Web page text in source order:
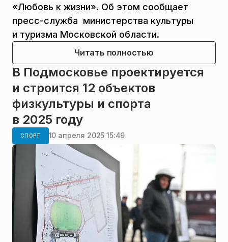
«Любовь к жизни». Об этом сообщает
пресс-служба министерства культуры
и туризма Московской области.
Читать полностью
В Подмосковье проектируется
и строится 12 объектов
физкультуры и спорта
в 2025 году
СПОРТ 10 апреля 2025 15:49